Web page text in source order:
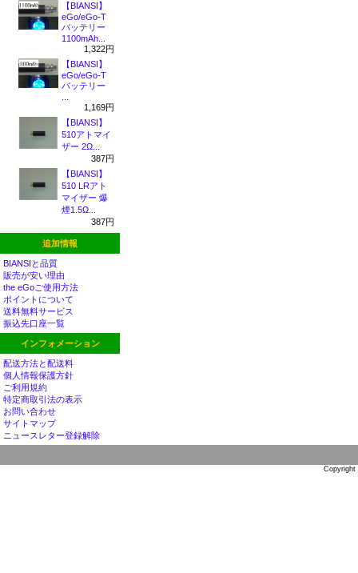
【BIANSI】
eGo/eGo-T
バッテリー
1100mAh...
1,322円
【BIANSI】
eGo/eGo-T
バッテリー
1,169円
【BIANSI】
510アトマイ
ザー 2Ω...
387円
【BIANSI】
510 LRアト
マイザー 爆
煙1.5Ω...
387円
追加情報
BIANSIと品質
販売が安い理由
the eGoご使用方法
ポイントについて
送料無料サービス
振込先口座一覧
インフォメーション
配送方法と配送料
個人情報保護方針
ご利用規約
特定商取引法の表示
お問い合わせ
サイトマップ
ニュースレター登録解除